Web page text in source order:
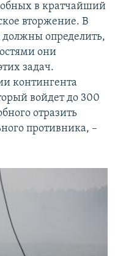
в кратчайший
вторжение. В
определить,
они
задач.
контингента
войдет до 300
отразить
противника, –